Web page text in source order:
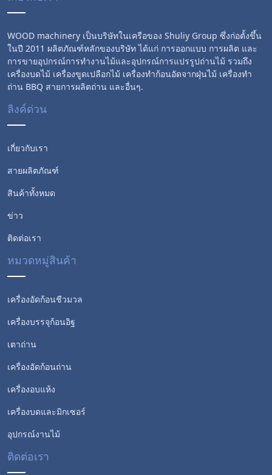
WOOD machinery เป็นบริษัทในเครือของ Shuliy Group ซึ่งก่อตั้งขึ้น
ในปี 2011 ผลิตภัณฑ์หลักของบริษัท ได้แก่ การออกแบบ การผลิต และ
การขายอุปกรณ์การทำงานไม้และอุปกรณ์การแปรรูปถ่านไม้ รวมถึง
เครื่องบดไม้ เครื่องขูดเปลือกไม้ เครื่องทำก้อนอัดจากฝุ่นไม้ เครื่องทำ
ถ่าน BBQ สายการผลิตถ่าน และอื่นๆ.
ลิงค์ด่วน
เกี่ยวกับเรา
สายผลิตภัณฑ์
สินค้าทั้งหมด
ข่าว
ติดต่อเรา
หมวดหมู่สินค้า
เครื่องอัดก้อนชีวมวล
เครื่องบรรจุก้อนอิฐ
เตาถ่าน
เครื่องอัดก้อนถ่าน
เครื่องอบแห้ง
เครื่องบดและมิกเซอร์
อุปกรณ์งานไม้
ติดต่อเรา